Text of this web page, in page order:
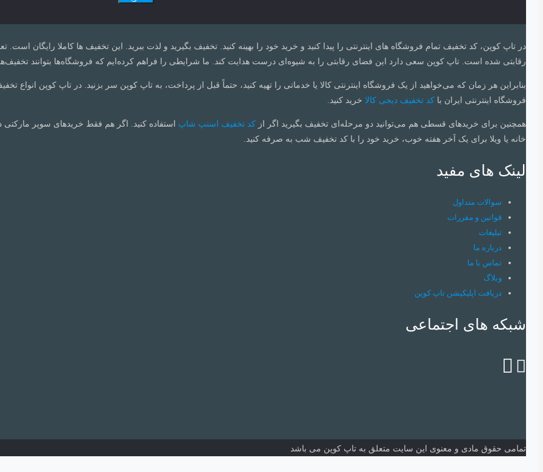
در تاپ کوپن، کد تخفیف تمام فروشگاه های اینترنتی را پیدا کنید و خرید خود را بهینه کنید. تخفیف بگیرید و لذت ببرید. این تخفیف ها کاملا رایگان
رقابتی شده است. تاپ کوپن سعی‌ دارد این فضای رقابتی را به شیوه‌ای درست هدایت کند. ما شرایطی را فراهم کرده‌ایم که فروشگاه‌ها بتوانند
بنابراین هر زمان که می‌خواهید از یک فروشگاه اینترنتی کالا یا خدماتی را تهیه کنید، حتماً قبل از پرداخت، به تاپ کوپن سر بزنید. در تاپ کوپن انواع
فروشگاه اینترنتی ایران با کد تخفیف دیجی کالا خرید کنید.
همچنین برای خریدهای قسطی هم می‌توانید دو مرحله‌ای تخفیف بگیرید اگر از کد تخفیف اسنپ شاپ استفاده کنید. اگر هم فقط خریدهای سوپر
خانه یا ویلا برای یک آخر هفته خوب، خرید خود را با کد تخفیف شب به صرفه کنید.
لینک های مفید
سوالات متداول
قوانین و مقررات
تبلیغات
درباره ما
تماس با ما
وبلاگ
دریافت اپلیکیشن تاپ کوپن
شبکه های اجتماعی
تمامی حقوق مادی و معنوی این سایت متعلق به تاپ کوپن می باشد